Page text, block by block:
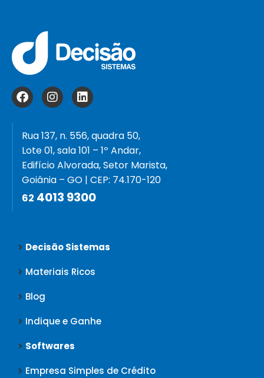
Rua 137, n. 556, quadra 50,
Lote 01, sala 101 – 1º Andar,
Edifício Alvorada, Setor Marista,
Goiânia – GO | CEP: 74.170-120
62 4013 9300
Decisão Sistemas
Materiais Ricos
Blog
Indique e Ganhe
Softwares
Empresa Simples de Crédito